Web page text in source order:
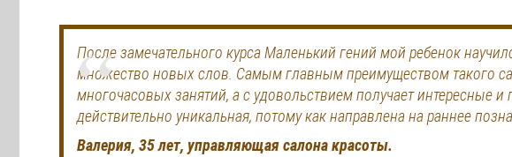
После замечательного курса Маленький гений мой ребенок
множество новых слов. Самым главным преимуществом такого
многочасовых занятий, а с удовольствием получает интересные
действительно уникальная, потому как направлена на раннее
Валерия, 35 лет, управляющая салона красоты.